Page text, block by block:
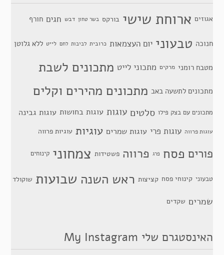
אגוזים ארוחת שישי בורקס בשר טחון דבש חגים חורף
חנוכה טבעוני יום העצמאות כרובית לביבות לחם לייט ללא גלוטן
מטבח רומני מרקים מתכוני לייט מתכונים לשבת
מתכונים לתשעה באב מתכונים מהירים וקלים
מתכונים עם בצק פילו סלטים עוגות עוגות בחושות עוגות גבינה
עוגות פרווה עוגות פרי עוגות שמרים עוגיות עוגיות פרווה
פורים פסח פרג פרווה פשטידות צמחוני קינוחים
טבעוני קינוחי פסח קציצות ראש השנה שבועות שוקולד
שמרים שקדים
האינסטגרם שלי My Instagram